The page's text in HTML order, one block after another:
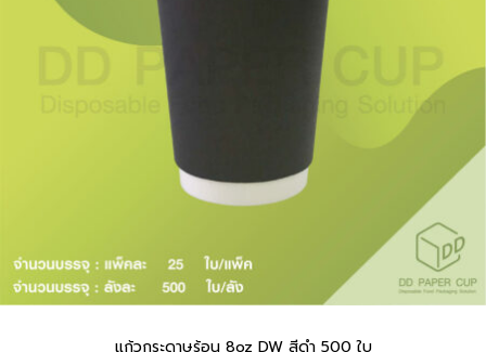
แก้วกระดาษร้อน 8oz DW สีดำ 500 ใบ